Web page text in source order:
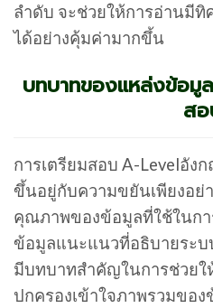
ลำดับ จะช่วยให้การอ่านมีทิ
ได้อย่างคุ้มค่ามากขึ้น
บทบาทของแหล่งข้อมูล
ส
การเตรียมสอบ A-Levelอัง
ขึ้นอยู่กับความขยันเพียงอย่
คุณภาพของข้อมูลที่ใช้ในกา
ข้อมูลแนะแนวที่อธิบายระบ
มีบทบาทสำคัญในการช่วยใ
ปกครองเข้าใจภาพรวมขอ